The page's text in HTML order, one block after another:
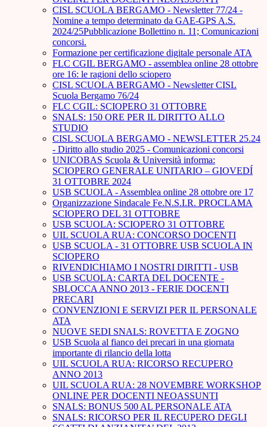
CISL SCUOLA BERGAMO - Newsletter 77/24 -
Nomine a tempo determinato da GAE-GPS A.S.
2024/25Pubblicazione Bollettino n. 11; Comunicazioni
concorsi.
Formazione per certificazione digitale personale ATA
FLC CGIL BERGAMO - assemblea online 28 ottobre
ore 16: le ragioni dello sciopero
CISL SCUOLA BERGAMO - Newsletter CISL
Scuola Bergamo 76/24
FLC CGIL: SCIOPERO 31 OTTOBRE
SNALS: 150 ORE PER IL DIRITTO ALLO
STUDIO
CISL SCUOLA BERGAMO - NEWSLETTER 25.24
- Diritto allo studio 2025 - Comunicazioni concorsi
UNICOBAS Scuola & Università informa:
SCIOPERO GENERALE UNITARIO – GIOVEDÍ
31 OTTOBRE 2024
USB SCUOLA - Assemblea online 28 ottobre ore 17
Organizzazione Sindacale Fe.N.S.I.R. PROCLAMA
SCIOPERO DEL 31 OTTOBRE
USB SCUOLA: SCIOPERO 31 OTTOBRE
UIL SCUOLA RUA: CONCORSO DOCENTI
USB SCUOLA - 31 OTTOBRE USB SCUOLA IN
SCIOPERO
RIVENDICHIAMO I NOSTRI DIRITTI - USB
USB SCUOLA: CARTA DEL DOCENTE -
SBLOCCA ANNO 2013 - FERIE DOCENTI
PRECARI
CONVENZIONI E SERVIZI PER IL PERSONALE
ATA
NUOVE SEDI SNALS: ROVETTA E ZOGNO
USB Scuola al fianco dei precari in una giornata
importante di rilancio della lotta
UIL SCUOLA RUA: RICORSO RECUPERO
ANNO 2013
UIL SCUOLA RUA: 28 NOVEMBRE WORKSHOP
ONLINE PER DOCENTI NEOASSUNTI
SNALS: BONUS 500 AL PERSONALE ATA
SNALS: RICORSO PER IL RECUPERO DEGLI